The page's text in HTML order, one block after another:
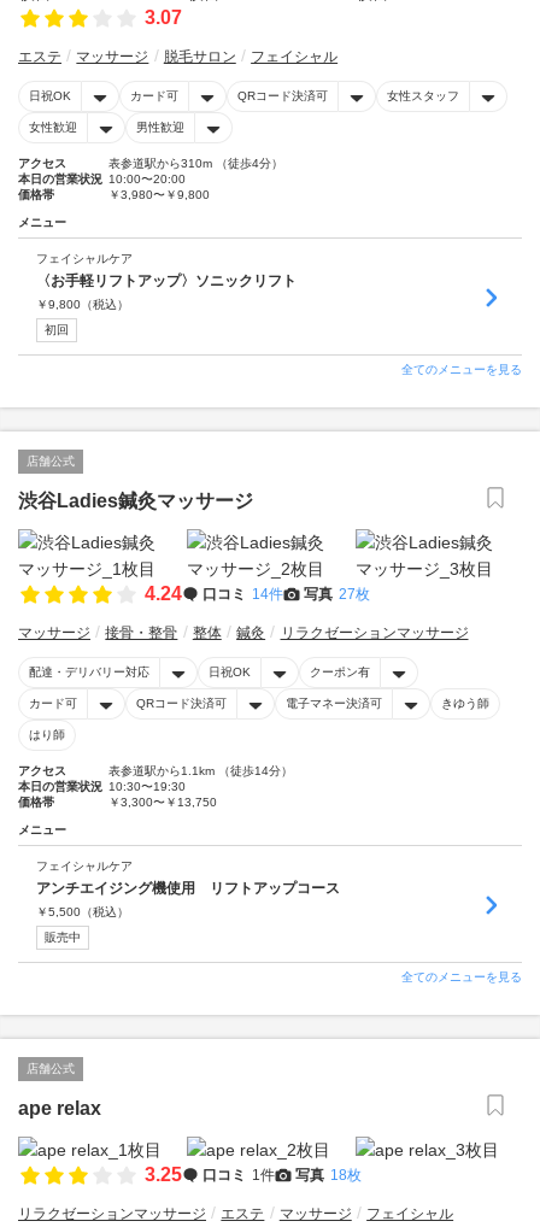
3.07
エステ マッサージ 脱毛サロン フェイシャル
日祝OK カード可 QRコード決済可 女性スタッフ
女性歓迎 男性歓迎
アクセス
表参道駅から310m （徒歩4分）
本日の営業状況 10:00〜20:00
価格帯
￥3,980〜￥9,800
メニュー
フェイシャルケア
〈お手軽リフトアップ〉ソニックリフト
￥9,800 （税込）
初回
全てのメニューを見る
店舗公式
渋谷Ladies鍼灸マッサージ
4.24 口コミ 14件 写真 27枚
マッサージ 接骨・整骨 整体 鍼灸 リラクゼーションマッサージ
配達・デリバリー対応 日祝OK クーポン有
カード可 QRコード決済可 電子マネー決済可 きゆう師
はり師
アクセス
表参道駅から1.1km （徒歩14分）
本日の営業状況 10:30〜19:30
価格帯
￥3,300〜￥13,750
メニュー
フェイシャルケア
アンチエイジング機使用 リフトアップコース
￥5,500 （税込）
販売中
全てのメニューを見る
店舗公式
ape relax
3.25 口コミ 1件 写真 18枚
リラクゼーションマッサージ エステ マッサージ フェイシャル